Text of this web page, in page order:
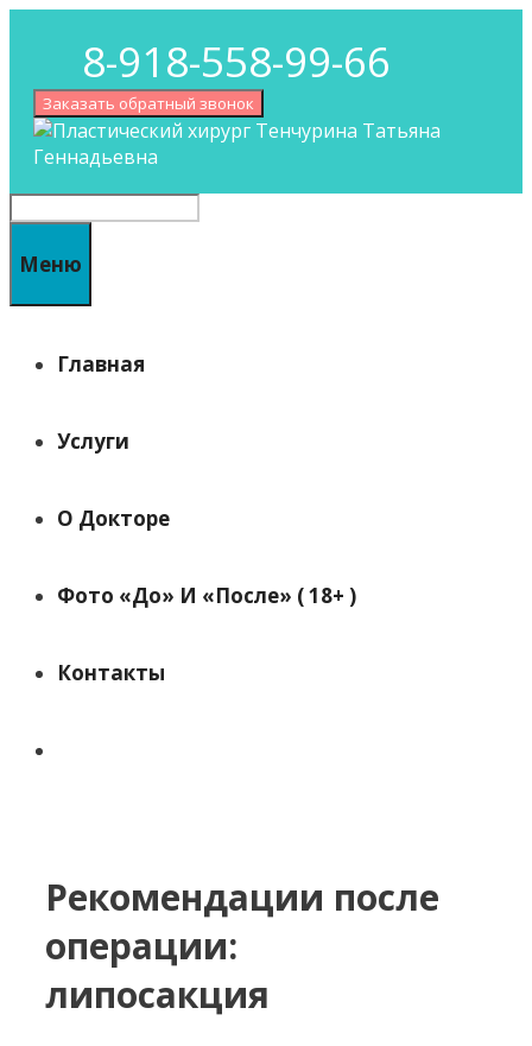
содержимому8-918-558-99-66
Заказать обратный звонок
Поиск
Меню
Главная
Услуги
О Докторе
Фото «до» И «после» ( 18+ )
Контакты
Рекомендации после
операции:
липосакция